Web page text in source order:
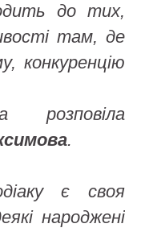
до тих,
там, де
конкуренцію
.
є своя
народжені